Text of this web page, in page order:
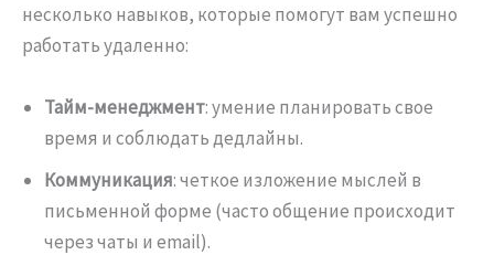
несколько навыков, которые помогут вам успешно
работать удаленно:
Тайм-менеджмент: умение планировать свое
время и соблюдать дедлайны.
Коммуникация: четкое изложение мыслей в
письменной форме (часто общение происходит
через чаты и email).